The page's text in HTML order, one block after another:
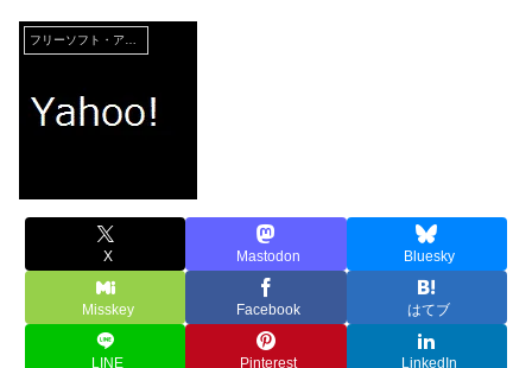
フリーソフト・アプリ・Webサービス
X Mastodon Bluesky
Misskey Facebook はてブ
LINE Pinterest LinkedIn